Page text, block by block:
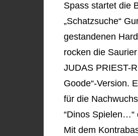
Spass startet die
„Schatzsuche“
gestandenen
rocken die
JUDAS PRIEST-
Goode“-Version.
für die
“Dinos Spielen…“
Mit dem